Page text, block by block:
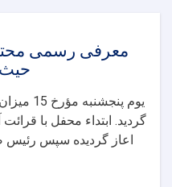
معرفی رسمی
یوم
گردید. ابتداء محفل با
اعاز گردیده سپس